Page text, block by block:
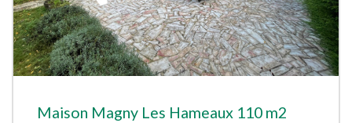
Maison Magny Les Hameaux 110 m2